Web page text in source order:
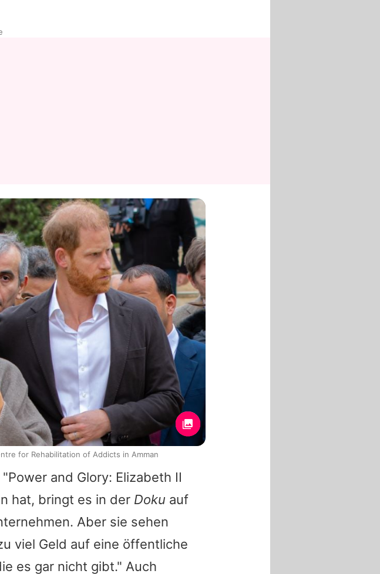
and Glory: Elizabeth II
hat, bringt es in der Doku auf
Aber sie sehen
viel Geld auf eine öffentliche
es gar nicht gibt." Auch
for Rehabilitation of Addicts in Amman